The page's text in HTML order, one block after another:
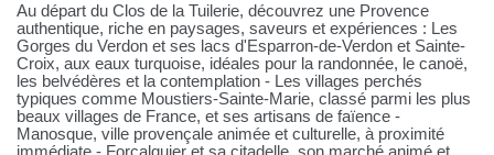
Au départ du Clos de la Tuilerie, découvrez une Provence
authentique, riche en paysages, saveurs et expériences : Les
Gorges du Verdon et ses lacs d'Esparron-de-Verdon et Sainte-
Croix, aux eaux turquoise, idéales pour la randonnée, le canoë,
les belvédères et la contemplation - Les villages perchés
typiques comme Moustiers-Sainte-Marie, classé parmi les plus
beaux villages de France, et ses artisans de faïence -
Manosque, ville provençale animée et culturelle, à proximité
immédiate - Forcalquier et sa citadelle, son marché animé et